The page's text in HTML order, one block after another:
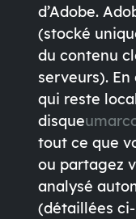
d’Adobe.
(stocké
du contenu
serveurs).
qui reste
disque
tout ce que
ou partagez
analysé
(détaillées ci-